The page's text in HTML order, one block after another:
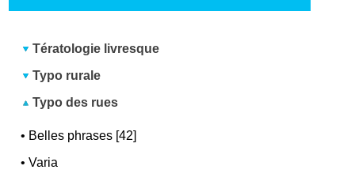
Tératologie livresque
Typo rurale
Typo des rues
• Belles phrases [42]
•Varia